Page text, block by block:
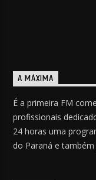
A MÁXIMA
É a primeira FM
profissionais
24 horas uma
do Paraná e